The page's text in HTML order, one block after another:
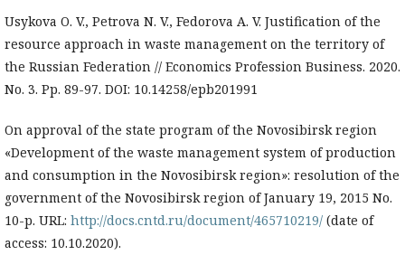
Usykova O. V., Petrova N. V., Fedorova A. V. Justification of the
resource approach in waste management on the territory of
the Russian Federation // Economics Profession Business. 2020.
No. 3. Pp. 89-97. DOI: 10.14258/epb201991
On approval of the state program of the Novosibirsk region
«Development of the waste management system of production
and consumption in the Novosibirsk region»: resolution of the
government of the Novosibirsk region of January 19, 2015 No.
10-p. URL: http://docs.cntd.ru/document/465710219/ (date of
access: 10.10.2020).